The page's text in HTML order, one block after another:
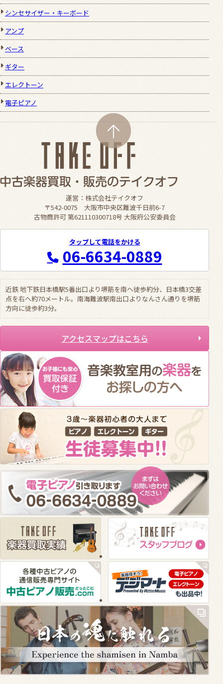
シンセサイザー・キーボード
アンプ
ベース
ギター
エレクトーン
電子ピアノ
運営：株式会社テイクオフ
〒542-0075 大阪市中央区難波千日前6-7
古物商許可 第621110300718号 大阪府公安委員会
タップして電話をかける
06-6634-0889
近鉄 地下鉄日本橋駅5番出口より堺筋を南へ徒歩約分、日本橋3交差
点を右へ約70メートル。南海難波駅南出口よりなんさん通りを堺筋
方向に徒歩約3分。
アクセスマップはこちら